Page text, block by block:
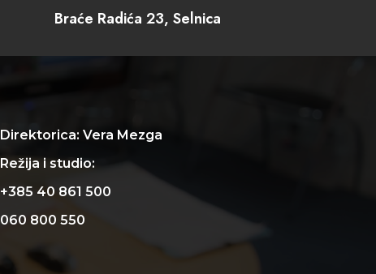
Braće Radića 23, Selnica
Direktorica: Vera Mezga
Režija i studio:
+385 40 861 500
060 800 550